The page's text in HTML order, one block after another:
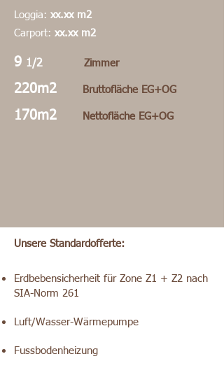
Loggia: xx.xx m2
Carport: xx.xx m2
9 1/2 Zimmer
220m2 Bruttofläche EG+OG
170m2 Nettofläche EG+OG
Unsere Standardofferte:
Erdbebensicherheit für Zone Z1 + Z2 nach
SIA-Norm 261
Luft/Wasser-Wärmepumpe
Fussbodenheizung